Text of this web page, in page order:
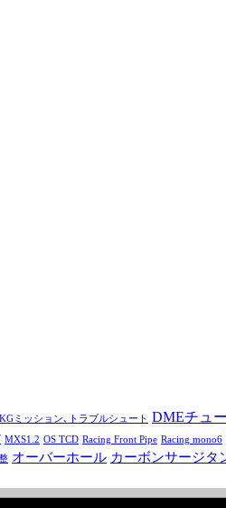
ミッション､トラブルシュート DMEチュ
MXS1.2 OS TCD Racing Front Pipe Racing mono6
オーバーホール カーボンサージタ